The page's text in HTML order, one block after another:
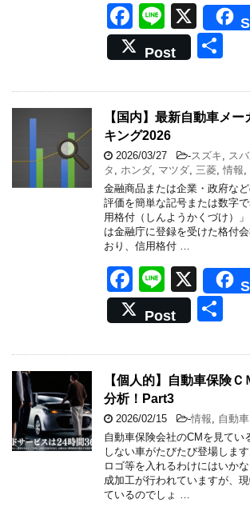
F
a
c
e
b
o
o
k
Li
n
e
X
Post
【国内】最新自動車メ
キング2026
2026/03/27 -スズキ ス
タ
ホンダ マツダ 三菱 情報
金融商品または企業・政府な
評価を簡単な記号または数字
用格付（しんようかくづけ）
は金融庁に登録を受けた格付
おり、信用格付 …
F
a
c
e
b
o
o
k
Li
n
e
X
Post
【個人的】自動車保険
分析！Part3
2026/02/15 -情報
自動車
自動車保険会社のCMを見てい
しない車がたびたび登場しま
ロゴ等を入れるわけにはいか
成加工が行われていますが、
ているのでしょ …